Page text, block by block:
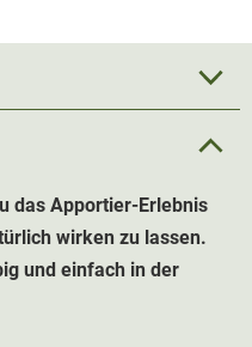
das Apportier-Erlebnis
wirken zu lassen.
und einfach in der